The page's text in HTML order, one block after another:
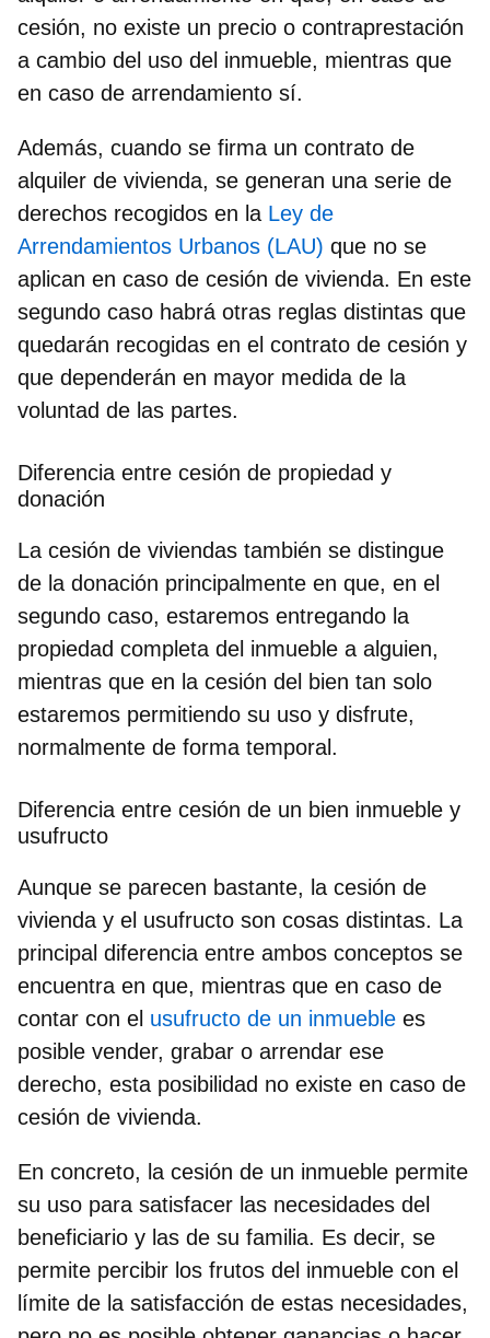
cesión, no existe un precio o contraprestación
a cambio del uso del inmueble, mientras que
en caso de arrendamiento sí.
Además, cuando se firma un contrato de
alquiler de vivienda, se generan una serie de
derechos recogidos en la Ley de
Arrendamientos Urbanos (LAU) que no se
aplican en caso de cesión de vivienda. En este
segundo caso habrá otras reglas distintas que
quedarán recogidas en el contrato de cesión y
que dependerán en mayor medida de la
voluntad de las partes.
Diferencia entre cesión de propiedad y
donación
La cesión de viviendas también se distingue
de la donación principalmente en que, en el
segundo caso, estaremos entregando la
propiedad completa del inmueble a alguien,
mientras que en la cesión del bien tan solo
estaremos permitiendo su uso y disfrute,
normalmente de forma temporal.
Diferencia entre cesión de un bien inmueble y
usufructo
Aunque se parecen bastante, la cesión de
vivienda y el usufructo son cosas distintas. La
principal diferencia entre ambos conceptos se
encuentra en que, mientras que en caso de
contar con el usufructo de un inmueble es
posible vender, grabar o arrendar ese
derecho, esta posibilidad no existe en caso de
cesión de vivienda.
En concreto, la cesión de un inmueble permite
su uso para satisfacer las necesidades del
beneficiario y las de su familia. Es decir, se
permite percibir los frutos del inmueble con el
límite de la satisfacción de estas necesidades,